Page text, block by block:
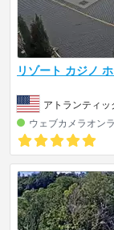
リゾート カジノ
アトランティッ
ウェブカメラオン